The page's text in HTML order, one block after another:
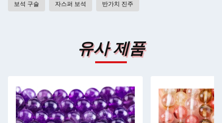
보석 구슬 자스퍼 보석 반가치 진주
유사 제품